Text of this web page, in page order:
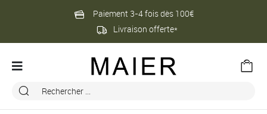
Paiement 3-4 fois dès 100€
Livraison offerte*